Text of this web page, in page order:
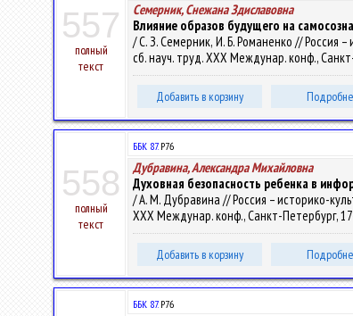
557
полный
текст
Семерник, Снежана Здиславовна
Влияние образов будущего на
/ С. З. Семерник, И. Б. Романенко // Россия
сб. науч. труд. ХХХ Междунар. конф.,
Добавить в корзину
558
полный
текст
ББК 87.Р76
Дубравина, Александра Михайловна
Духовная безопасность ребенка в
/ А. М. Дубравина // Россия – историко-
ХХХ Междунар. конф., Санкт-Петербург,
Добавить в корзину
ББК 87.Р76